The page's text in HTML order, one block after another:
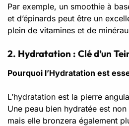
Par exemple, un smoothie à
et d’épinards peut être un
plein de vitamines et de
2. Hydratation : Clé d’un
Pourquoi l’Hydratation est
L’hydratation est la pierre
Une peau bien hydratée est
mais elle bronzera également